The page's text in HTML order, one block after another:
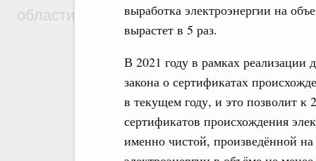
выработка электроэнергии на
вырастет в 5 раз.
В 2021 году в рамках реализации
закона о сертификатах
в текущем году, и это позволит к
сертификатов происхождения
именно чистой, произведённой
области Андреем Чибисом
Показать еще